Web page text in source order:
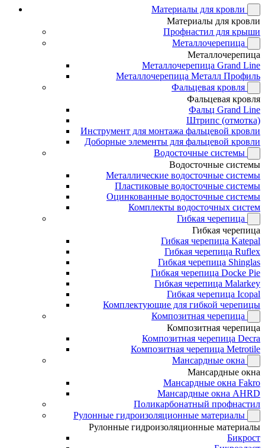
Материалы для кровли
Материалы для кровли
Профнастил для крыши
Металлочерепица
Металлочерепица
Металлочерепица Grand Line
Металлочерепица Металл Профиль
Фальцевая кровля
Фальцевая кровля
Фальц Grand Line
Штрипс (отмотка)
Инструмент для монтажа фальцевой кровли
Доборные элементы для фальцевой кровли
Водосточные системы
Водосточные системы
Металлические водосточные системы
Пластиковые водосточные системы
Оцинкованные водосточные системы
Комплекты водосточных систем
Гибкая черепица
Гибкая черепица
Гибкая черепица Katepal
Гибкая черепица Ruflex
Гибкая черепица Shinglas
Гибкая черепица Docke Pie
Гибкая черепица Malarkey
Гибкая черепица Icopal
Комплектующие для гибкой черепицы
Композитная черепица
Композитная черепица
Композитная черепица Decra
Композитная черепица Metrotile
Мансардные окна
Мансардные окна
Мансардные окна Fakro
Мансардные окна AHRD
Поликарбонатный профнастил
Рулонные гидроизоляционные материалы
Рулонные гидроизоляционные материалы
Бикрост